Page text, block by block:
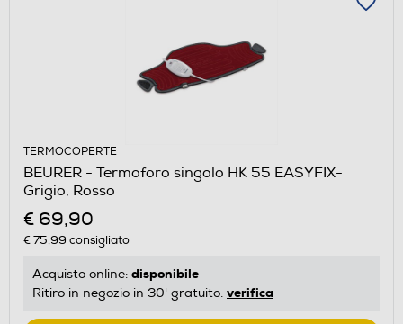
TERMOCOPERTE
BEURER - Termoforo singolo HK 55 EASYFIX-
Grigio, Rosso
€ 69,90
€ 75,99 consigliato
Acquisto online: disponibile
Ritiro in negozio in 30' gratuito: verifica